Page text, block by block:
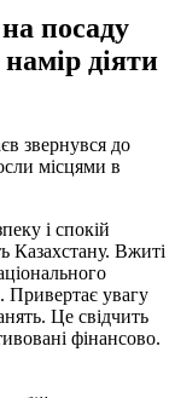
посаду
діяти
звернувся до
місцями в
і спокій
Казахстану. Вжиті
Привертає увагу
Це свідчить
фінансово.